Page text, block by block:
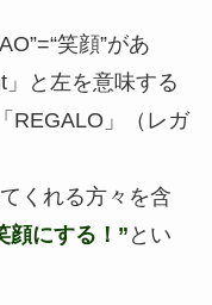
笑顔”があ
と左を意味する
REGALO」（レガ
くれる方々を含
顔にする！” とい